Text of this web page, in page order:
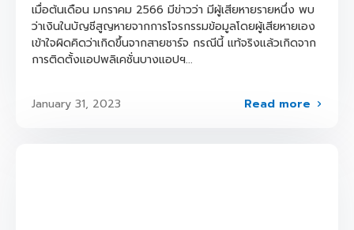
เมื่อต้นเดือน มกราคม 2566 มีข่าวว่า มีผู้เสียหายรายหนึ่ง พบ
ว่าเงินในบัญชีสูญหายจากการโจรกรรมข้อมูลโดยผู้เสียหายเอง
เข้าใจผิดคิดว่าเกิดขึ้นจากสายชาร์จ กรณีนี้ แท้จริงแล้วเกิดจาก
การติดตั้งแอปพลิเคชั่นบางแอปฯ...
January 31, 2023 Read more